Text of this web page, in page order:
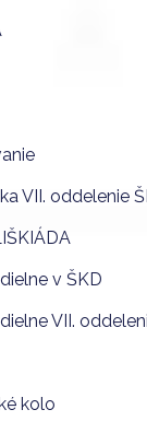
VII. oddelenie
v ŠKD
VII.
kolo